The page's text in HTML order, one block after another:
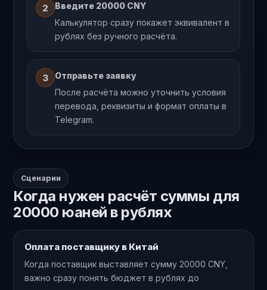
2
Введите 20000 CNY
Калькулятор сразу покажет эквивалент в
рублях без ручного расчёта.
3
Отправьте заявку
После расчёта можно уточнить условия
перевода, реквизиты и формат оплаты в
Telegram.
Сценарии
Когда нужен расчёт суммы для
20000 юаней в рублях
Оплата поставщику в Китай
Когда поставщик выставляет сумму 20000 CNY,
важно сразу понять бюджет в рублях до